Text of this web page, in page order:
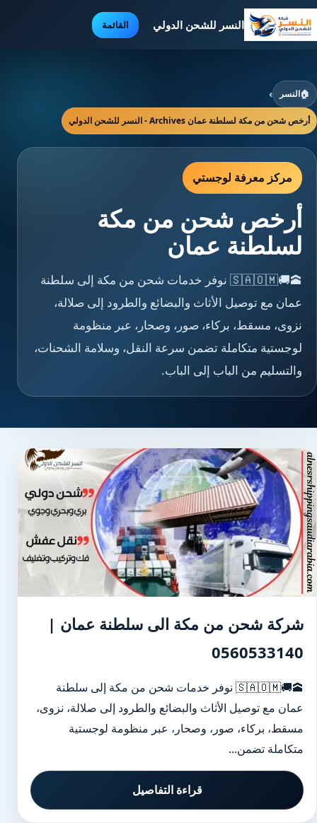
النسر للشحن الدولي القائمة
🏠النسر ›
أرخص شحن من مكة لسلطنة عمان Archives - النسر للشحن الدولي
مركز معرفة لوجستي
أرخص شحن من مكة
لسلطنة عمان
🕋🚚🇸🇦🇴🇲 نوفر خدمات شحن من مكة إلى سلطنة
عمان مع توصيل الأثاث والبضائع والطرود إلى صلالة،
نزوى، مسقط، بركاء، صور، وصحار، عبر منظومة
لوجستية متكاملة تضمن سرعة النقل، وسلامة الشحنات،
والتسليم من الباب إلى الباب.
شركة شحن من مكة الى سلطنة عمان |
0560533140
🕋🚚🇸🇦🇴🇲 نوفر خدمات شحن من مكة إلى سلطنة
عمان مع توصيل الأثاث والبضائع والطرود إلى صلالة، نزوى،
مسقط، بركاء، صور، وصحار، عبر منظومة لوجستية
متكاملة تضمن...
قراءة التفاصيل